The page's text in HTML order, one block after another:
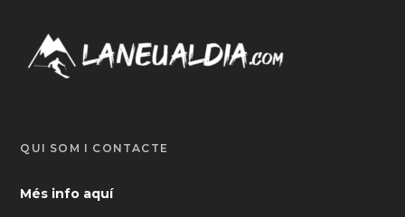
QUI SOM I CONTACTE
Més info aquí